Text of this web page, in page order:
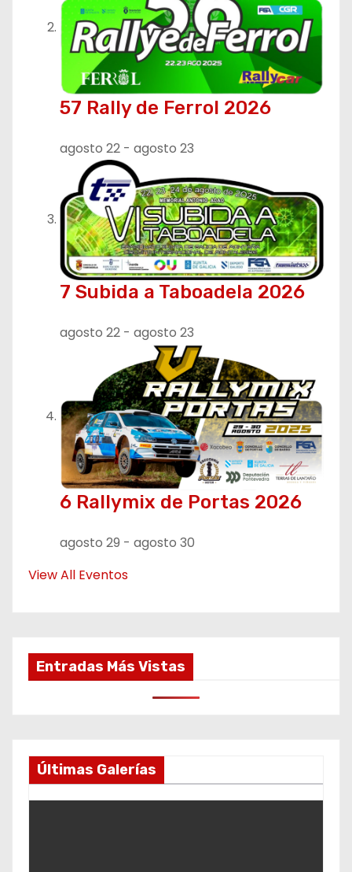
57 Rally de Ferrol 2026
agosto 22 - agosto 23
7 Subida a Taboadela 2026
agosto 22 - agosto 23
6 Rallymix de Portas 2026
agosto 29 - agosto 30
View All Eventos
Entradas Más Vistas
Últimas Galerías